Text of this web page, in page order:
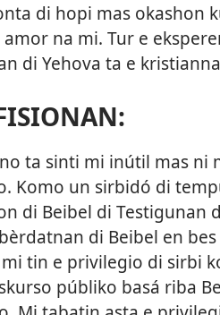
di hopi mas okashon
na mi. Tur e
di Yehova ta e
ta sinti mi inútil mas ni
Komo un sirbidó di
di Beibel di Testigunan
di Beibel en
tin e privilegio di sirbi
públiko basá riba